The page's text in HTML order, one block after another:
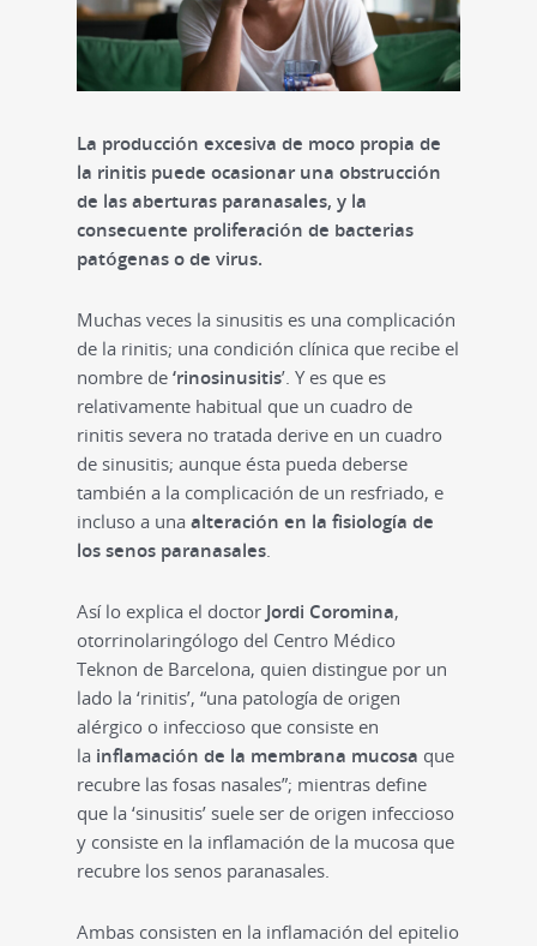
La producción excesiva de moco propia de
la rinitis puede ocasionar una obstrucción
de las aberturas paranasales, y la
consecuente proliferación de bacterias
patógenas o de virus.
Muchas veces la sinusitis es una complicación
de la rinitis; una condición clínica que recibe el
nombre de ‘rinosinusitis’. Y es que es
relativamente habitual que un cuadro de
rinitis severa no tratada derive en un cuadro
de sinusitis; aunque ésta pueda deberse
también a la complicación de un resfriado, e
incluso a una alteración en la fisiología de
los senos paranasales
Así lo explica el doctor Jordi Coromina,
otorrinolaringólogo del Centro Médico
Teknon de Barcelona, quien distingue por un
lado la ‘rinitis’, “una patología de origen
alérgico o infeccioso que consiste en
la inflamación de la membrana mucosa que
recubre las fosas nasales”; mientras define
que la ‘sinusitis’ suele ser de origen infeccioso
y consiste en la inflamación de la mucosa que
recubre los senos paranasales.
Ambas consisten en la inflamación del epitelio